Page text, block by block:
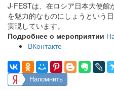
J-FESTは、在ロシア日本大使館
を魅力的なものにしょうという
実現しています。
Подробнее о мероприятии
ВКонтакте
Напомнить